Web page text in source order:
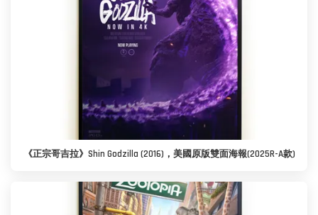
《正宗哥吉拉》Shin Godzilla (2016)，美國原版雙面海報(2025R-A款)